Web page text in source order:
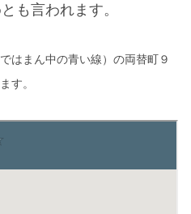
も言われます。
はまん中の青い線） の両替町９
す。